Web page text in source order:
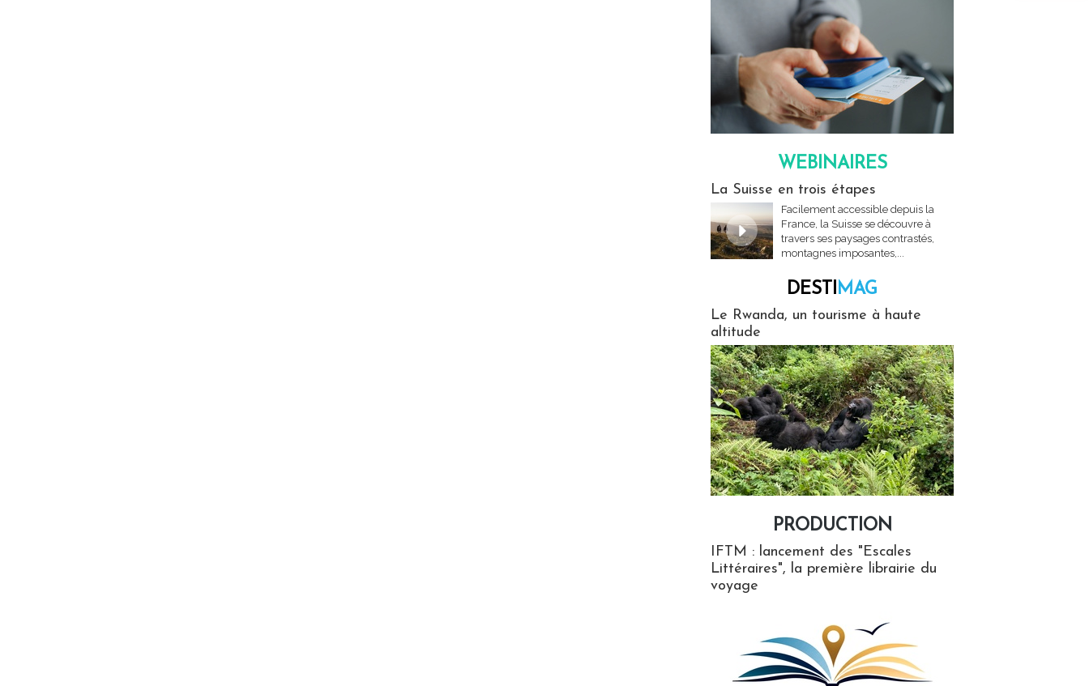
WEBINAIRES
La Suisse en trois étapes
Facilement accessible depuis la
France, la Suisse se découvre à
travers ses paysages contrastés,
montagnes imposantes,...
DESTIMAG
Le Rwanda, un tourisme à haute
altitude
PRODUCTION
IFTM : lancement des "Escales
Littéraires", la première librairie du
voyage